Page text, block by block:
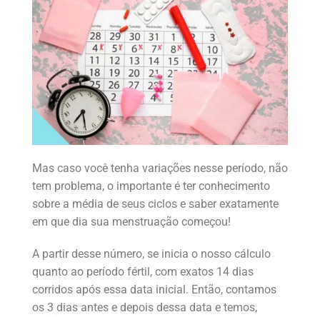
Mas caso você tenha variações nesse período, não
tem problema, o importante é ter conhecimento
sobre a média de seus ciclos e saber exatamente
em que dia sua menstruação começou!
A partir desse número, se inicia o nosso cálculo
quanto ao período fértil, com exatos 14 dias
corridos após essa data inicial. Então, contamos
os 3 dias antes e depois dessa data e temos,